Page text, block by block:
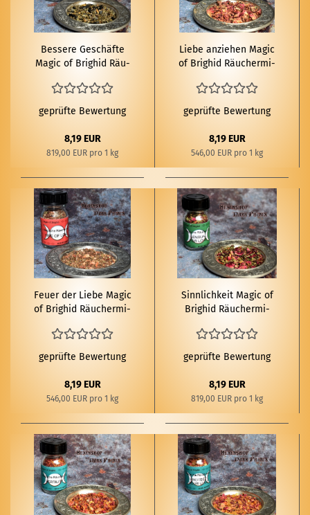
Bes­se­re Ge­schäf­te
Magic of Brig­hid Räu­
geprüfte Bewertung
8,19 EUR
819,00 EUR pro 1 kg
Liebe an­zie­hen Magic
of Brig­hid Räu­cher­mi­
geprüfte Bewertung
8,19 EUR
546,00 EUR pro 1 kg
Feuer der Liebe Magic
of Brig­hid Räu­cher­mi­
geprüfte Bewertung
8,19 EUR
546,00 EUR pro 1 kg
Sinn­lich­keit Magic of
Brig­hid Räu­cher­mi­
geprüfte Bewertung
8,19 EUR
819,00 EUR pro 1 kg